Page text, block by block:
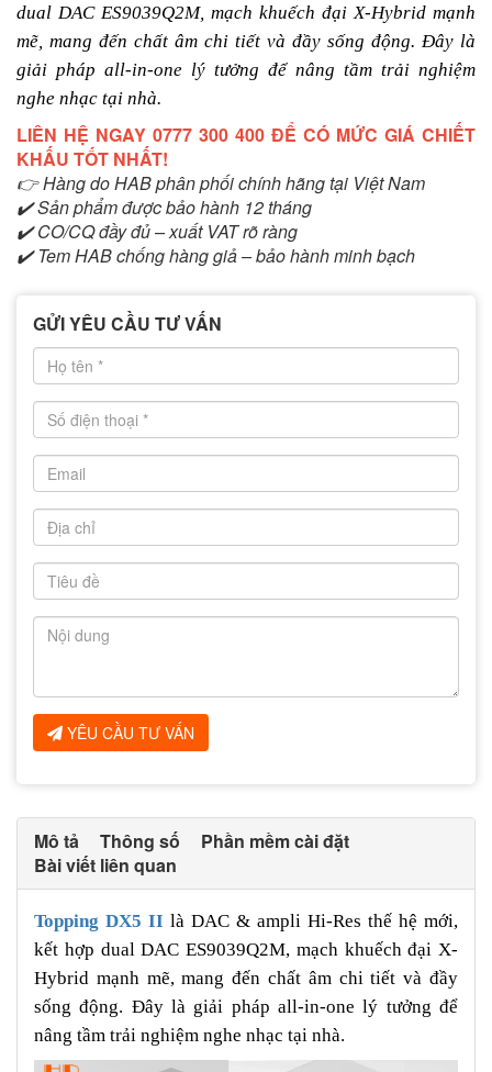
dual DAC ES9039Q2M, mạch khuếch đại X-Hybrid mạnh
mẽ, mang đến chất âm chi tiết và đầy sống động. Đây là
giải pháp all-in-one lý tưởng để nâng tầm trải nghiệm
nghe nhạc tại nhà.
LIÊN HỆ NGAY 0777 300 400 ĐỂ CÓ MỨC GIÁ CHIẾT
KHẤU TỐT NHẤT!
👉 Hàng do HAB phân phối chính hãng tại Việt Nam
✔️ Sản phẩm được bảo hành 12 tháng
✔️ CO/CQ đầy đủ – xuất VAT rõ ràng
✔️ Tem HAB chống hàng giả – bảo hành minh bạch
GỬI YÊU CẦU TƯ VẤN
YÊU CẦU TƯ VẤN
Mô tả Thông số
Phần mềm cài đặt
Bài viết liên quan
Topping DX5 II là DAC & ampli Hi-Res thế hệ mới,
kết hợp dual DAC ES9039Q2M, mạch khuếch đại X-
Hybrid mạnh mẽ, mang đến chất âm chi tiết và đầy
sống động. Đây là giải pháp all-in-one lý tưởng để
nâng tầm trải nghiệm nghe nhạc tại nhà.